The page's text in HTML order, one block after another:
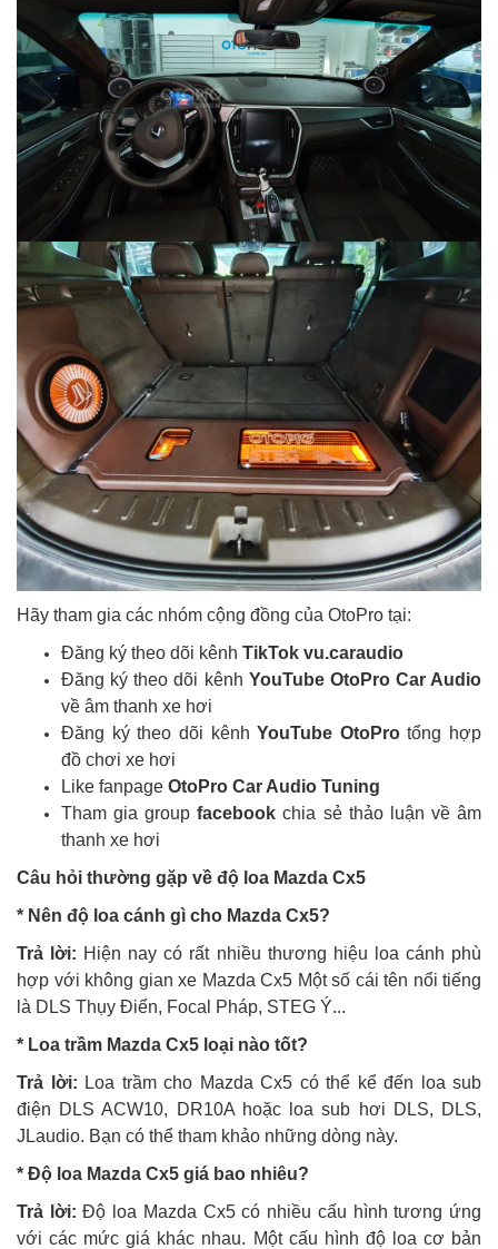
Hãy tham gia các nhóm cộng đồng của OtoPro tại:
Đăng ký theo dõi kênh TikTok vu.caraudio
Đăng ký theo dõi kênh YouTube OtoPro Car Audio
về âm thanh xe hơi
Đăng ký theo dõi kênhYouTube OtoProtổng hợp
đồ chơi xe hơi
Like fanpage OtoPro Car Audio Tuning
Tham gia groupfacebook chia sẻ thảo luận về âm
thanh xe hơi
Câu hỏi thường gặp về độ loa Mazda Cx5
* Nên độ loa cánh gì cho Mazda Cx5?
Trả lời: Hiện nay có rất nhiều thương hiệu loa cánh phù
hợp với không gian xe Mazda Cx5 Một số cái tên nổi tiếng
là DLS Thụy Điển, Focal Pháp, STEG Ý...
* Loa trầm Mazda Cx5 loại nào tốt?
Trả lời: Loa trầm cho Mazda Cx5 có thể kể đến loa sub
điện DLS ACW10, DR10A hoặc loa sub hơi DLS, DLS,
JLaudio. Bạn có thể tham khảo những dòng này.
* Độ loa Mazda Cx5 giá bao nhiêu?
Trả lời:Độ loa Mazda Cx5 có nhiều cấu hình tương ứng
với các mức giá khác nhau. Một cấu hình độ loa cơ bản